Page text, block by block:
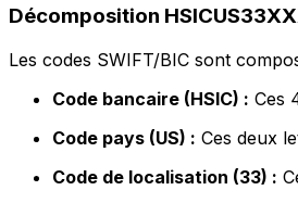
Décomposition
Les codes SWIFT/BIC sont
Code bancaire (HSIC) : Ces
Code pays (US) : Ces deux
Code de localisation (33) :